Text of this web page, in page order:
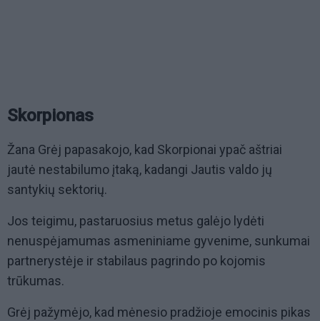
Skorpionas
Žana Grėj papasakojo, kad Skorpionai ypač aštriai
jautė nestabilumo įtaką, kadangi Jautis valdo jų
santykių sektorių.
Jos teigimu, pastaruosius metus galėjo lydėti
nenuspėjamumas asmeniniame gyvenime, sunkumai
partnerystėje ir stabilaus pagrindo po kojomis
trūkumas.
Grėj pažymėjo, kad mėnesio pradžioje emocinis pikas